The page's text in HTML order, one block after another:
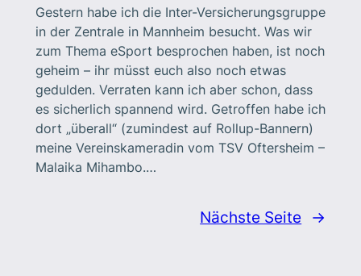
Gestern habe ich die Inter-Versicherungsgruppe
in der Zentrale in Mannheim besucht. Was wir
zum Thema eSport besprochen haben, ist noch
geheim – ihr müsst euch also noch etwas
gedulden. Verraten kann ich aber schon, dass
es sicherlich spannend wird. Getroffen habe ich
dort „überall“ (zumindest auf Rollup-Bannern)
meine Vereinskameradin vom TSV Oftersheim –
Malaika Mihambo.…
Nächste Seite →